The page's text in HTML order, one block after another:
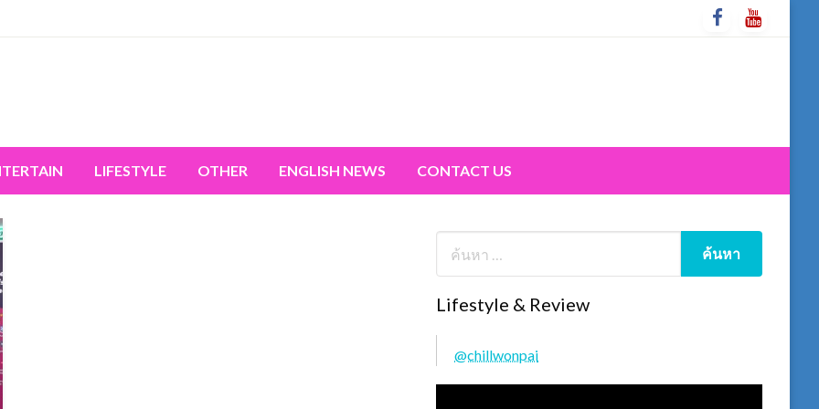
LIFESTYLE OTHER ENGLISH NEWS CONTACT US
Lifestyle & Review
@chillwonpai